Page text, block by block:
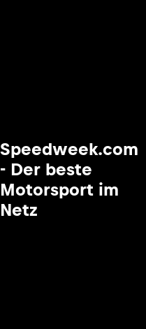
Speedweek.com
- Der beste
Motorsport im
Netz